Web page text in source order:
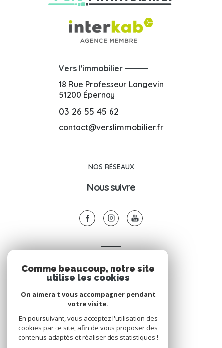
Vers l'immobilier
18 Rue Professeur Langevin
51200 Épernay
03 26 55 45 62
contact@verslimmobilier.fr
NOS RÉSEAUX
Nous suivre
Espace propriétaire
Comme beaucoup, notre site
utilise les cookies
On aimerait vous accompagner pendant
votre visite.
En poursuivant, vous acceptez l'utilisation des
cookies par ce site, afin de vous proposer des
contenus adaptés et réaliser des statistiques !